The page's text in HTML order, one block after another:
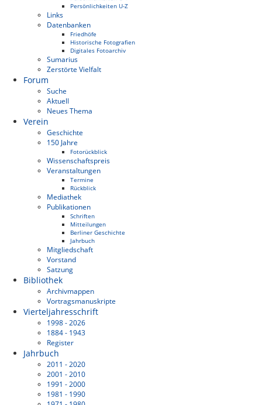
Persönlichkeiten U-Z
Links
Datenbanken
Friedhöfe
Historische Fotografien
Digitales Fotoarchiv
Sumarius
Zerstörte Vielfalt
Forum
Suche
Aktuell
Neues Thema
Verein
Geschichte
150 Jahre
Fotorückblick
Wissenschaftspreis
Veranstaltungen
Termine
Rückblick
Mediathek
Publikationen
Schriften
Mitteilungen
Berliner Geschichte
Jahrbuch
Mitgliedschaft
Vorstand
Satzung
Bibliothek
Archivmappen
Vortragsmanuskripte
Vierteljahresschrift
1998 - 2026
1884 - 1943
Register
Jahrbuch
2011 - 2020
2001 - 2010
1991 - 2000
1981 - 1990